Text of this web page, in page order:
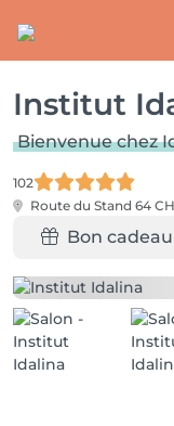
Institut
Bienvenue chez
102
Route du Stand 64
Bon cadeau